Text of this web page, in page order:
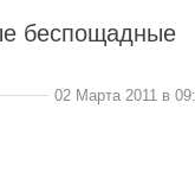
беспощадные
02 Марта 2011 в